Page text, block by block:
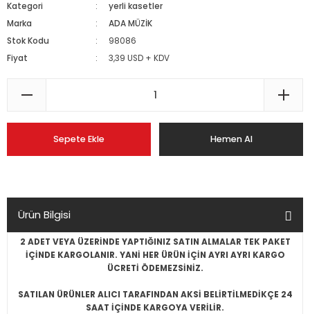
Kategori
yerli kasetler
Marka
ADA MÜZİK
Stok Kodu
98086
Fiyat
3,39 USD + KDV
Sepete Ekle Hemen Al
Ürün Bilgisi
2 ADET VEYA ÜZERİNDE YAPTIĞINIZ SATIN ALMALAR TEK PAKET
İÇİNDE KARGOLANIR. YANİ HER ÜRÜN İÇİN AYRI AYRI KARGO
ÜCRETİ ÖDEMEZSİNİZ.
SATILAN ÜRÜNLER ALICI TARAFINDAN AKSİ BELİRTİLMEDİKÇE 24
SAAT İÇİNDE KARGOYA VERİLİR.